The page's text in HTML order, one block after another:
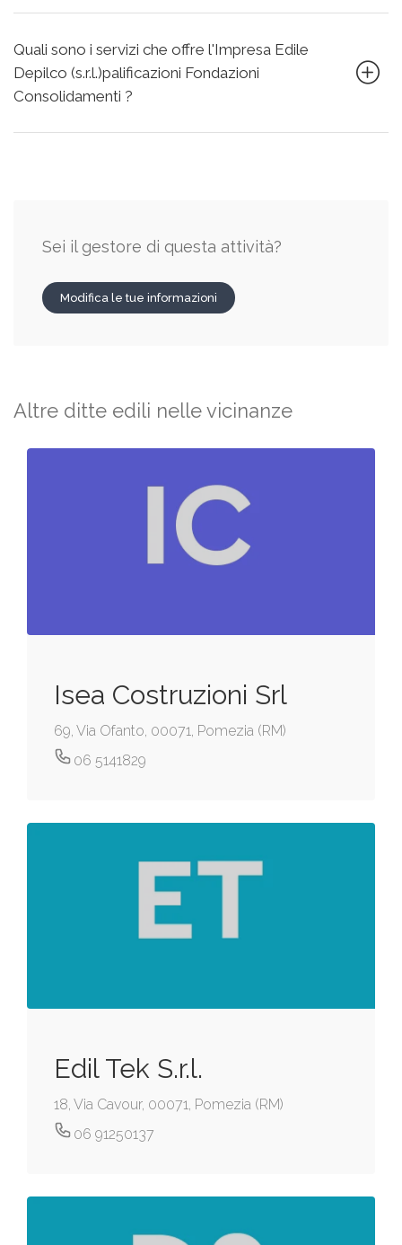
Quali sono i servizi che offre l'Impresa Edile
Depilco (s.r.l.)palificazioni Fondazioni
Consolidamenti ?
Sei il gestore di questa attività?
Modifica le tue informazioni
Altre ditte edili nelle vicinanze
Isea Costruzioni Srl
69, Via Ofanto, 00071, Pomezia (RM)
06 5141829
Edil Tek S.r.l.
18, Via Cavour, 00071, Pomezia (RM)
06 91250137